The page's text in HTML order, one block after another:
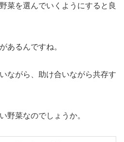
菜を選んでいくようにすると良
あるんですね。
ながら、助け合いながら共存す
野菜なのでしょうか。